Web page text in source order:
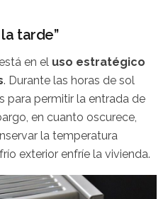
tarde”
en el uso estratégico
. Durante las horas de sol
para permitir la entrada de
en cuanto oscurece,
la temperatura
exterior enfríe la vivienda.